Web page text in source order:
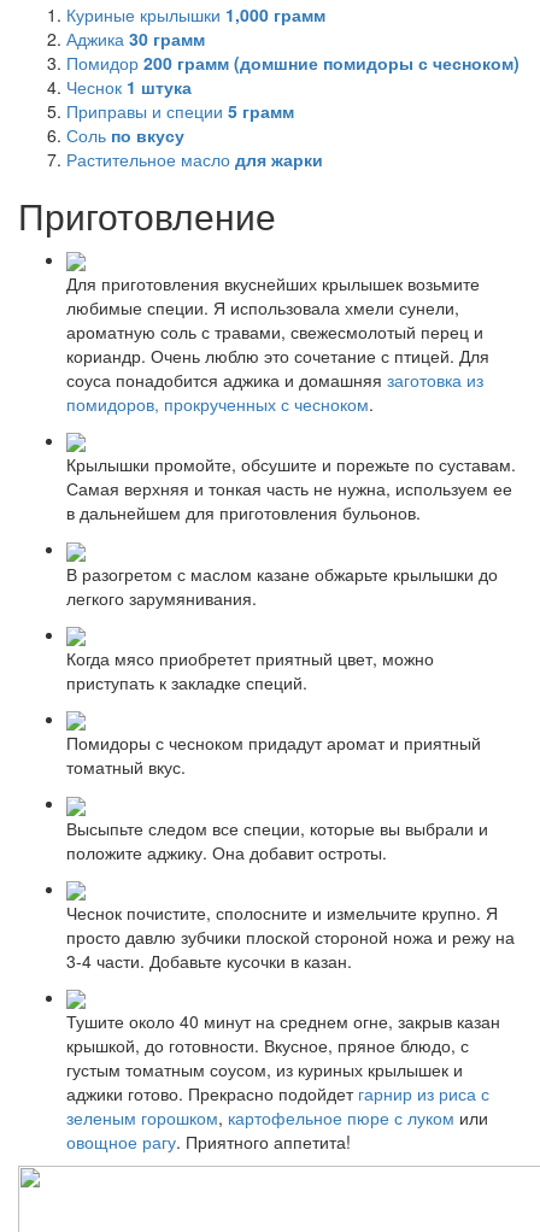
Куриные крылышки 1,000 грамм
Аджика 30 грамм
Помидор 200 грамм (домшние помидоры с чесноком)
Чеснок 1 штука
Приправы и специи 5 грамм
Соль по вкусу
Растительное масло для жарки
Приготовление
Для приготовления вкуснейших крылышек возьмите
любимые специи. Я использовала хмели сунели,
ароматную соль с травами, свежесмолотый перец и
кориандр. Очень люблю это сочетание с птицей. Для
соуса понадобится аджика и домашняя заготовка из
помидоров, прокрученных с чесноком.
Крылышки промойте, обсушите и порежьте по суставам.
Самая верхняя и тонкая часть не нужна, используем ее
в дальнейшем для приготовления бульонов.
В разогретом с маслом казане обжарьте крылышки до
легкого зарумянивания.
Когда мясо приобретет приятный цвет, можно
приступать к закладке специй.
Помидоры с чесноком придадут аромат и приятный
томатный вкус.
Высыпьте следом все специи, которые вы выбрали и
положите аджику. Она добавит остроты.
Чеснок почистите, сполосните и измельчите крупно. Я
просто давлю зубчики плоской стороной ножа и режу на
3-4 части. Добавьте кусочки в казан.
Тушите около 40 минут на среднем огне, закрыв казан
крышкой, до готовности. Вкусное, пряное блюдо, с
густым томатным соусом, из куриных крылышек и
аджики готово. Прекрасно подойдет гарнир из риса с
зеленым горошком, картофельное пюре с луком или
овощное рагу. Приятного аппетита!